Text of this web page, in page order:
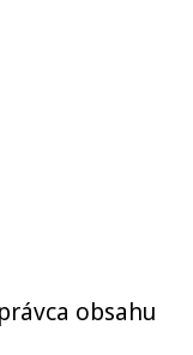
obsahu